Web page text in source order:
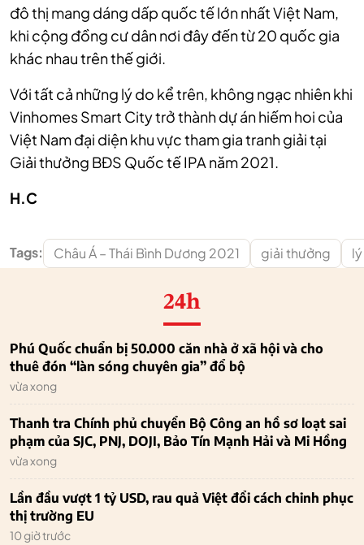
đô thị mang dáng dấp quốc tế lớn nhất Việt Nam,
khi cộng đồng cư dân nơi đây đến từ 20 quốc gia
khác nhau trên thế giới.
Với tất cả những lý do kể trên, không ngạc nhiên khi
Vinhomes Smart City trở thành dự án hiếm hoi của
Việt Nam đại diện khu vực tham gia tranh giải tại
Giải thưởng BĐS Quốc tế IPA năm 2021.
H.C
Tags: Châu Á – Thái Bình Dương 2021 giải thưởng
24h
Phú Quốc chuẩn bị 50.000 căn nhà ở xã hội và cho
thuê đón “làn sóng chuyên gia” đổ bộ
vừa xong
Thanh tra Chính phủ chuyển Bộ Công an hồ sơ loạt sai
phạm của SJC, PNJ, DOJI, Bảo Tín Mạnh Hải và Mi Hồng
vừa xong
Lần đầu vượt 1 tỷ USD, rau quả Việt đổi cách chinh phục
thị trường EU
10 giờ trước